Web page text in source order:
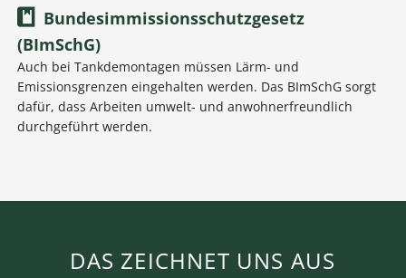
Bundesimmissionsschutzgesetz
(BImSchG)
Auch bei Tankdemontagen müssen Lärm- und
Emissionsgrenzen eingehalten werden. Das BImSchG sorgt
dafür, dass Arbeiten umwelt- und anwohnerfreundlich
durchgeführt werden.
DAS ZEICHNET UNS AUS